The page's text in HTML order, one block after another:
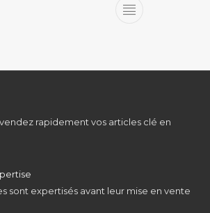
rapidement vos articles clé en
sont expertisés avant leur mise en vente